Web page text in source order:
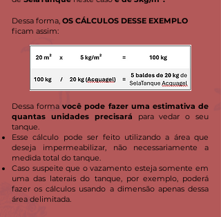
Dessa forma, OS CÁLCULOS DESSE EXEMPLO
ficam assim:
Dessa formavocê pode fazer uma estimativa de
quantas unidades precisará para vedar o seu
tanque.
Esse cálculo pode ser feito utilizando a área que
deseja impermeabilizar, não necessariamente a
medida total do tanque.
Caso suspeite que o vazamento esteja somente em
uma das laterais do tanque, por exemplo, poderá
fazer os cálculos usando a dimensão apenas dessa
área delimitada.